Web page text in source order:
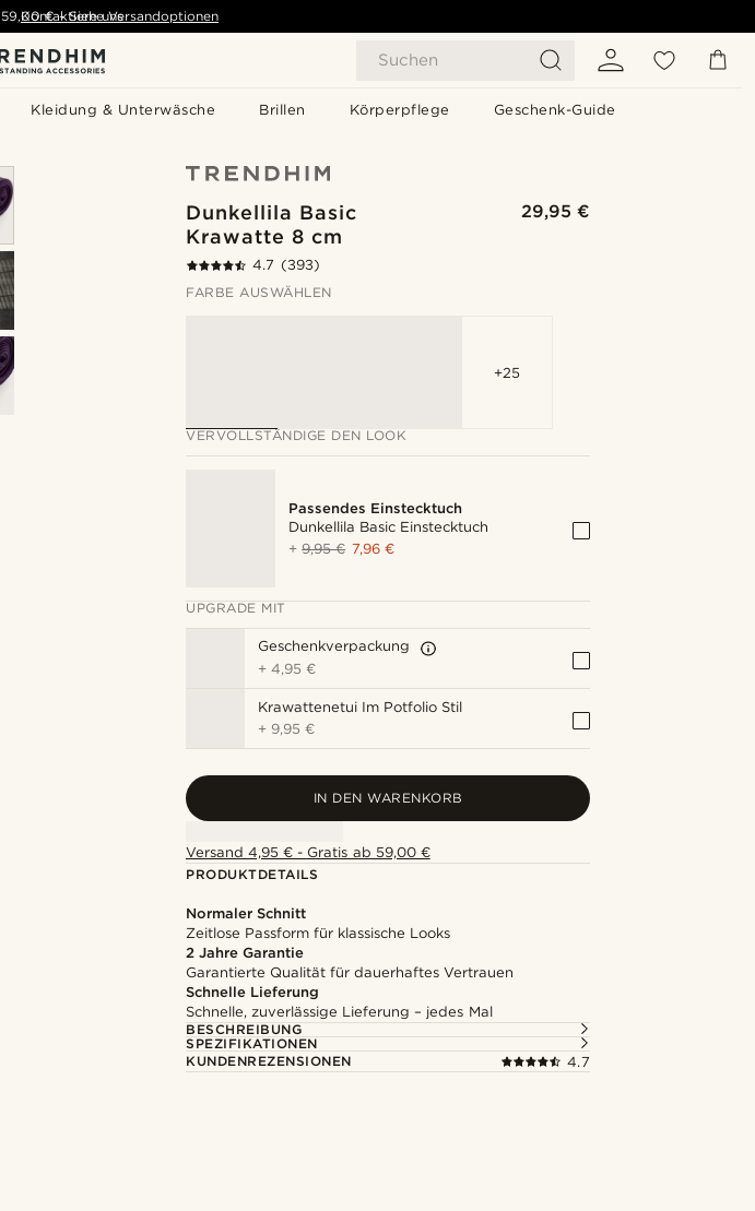
Suchen
Kleidung & Unterwäsche Brillen Körperpflege Geschenk-Guide
59,00 € - Siehe Versandoptionen
Kontaktiere uns
Dunkellila Basic
Krawatte 8 cm
29,95 €
4.7 (393)
FARBE AUSWÄHLEN
+25
VERVOLLSTÄNDIGE DEN LOOK
Passendes Einstecktuch
Dunkellila Basic Einstecktuch
+9,95 € 7,96 €
UPGRADE MIT
Geschenkverpackung
+4,95 €
Krawattenetui Im Potfolio Stil
+ 9,95 €
IN DEN WARENKORB
Versand 4,95 € - Gratis ab 59,00 €
PRODUKTDETAILS
Normaler Schnitt
Zeitlose Passform für klassische Looks
2 Jahre Garantie
Garantierte Qualität für dauerhaftes Vertrauen
Schnelle Lieferung
Schnelle, zuverlässige Lieferung – jedes Mal
BESCHREIBUNG
SPEZIFIKATIONEN
KUNDENREZENSIONEN
4.7